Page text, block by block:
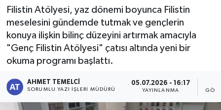
Filistin Atölyesi, yaz dönemi boyunca Filistin
meselesini gündemde tutmak ve gençlerin
konuya ilişkin bilinç düzeyini artırmak amacıyla
"Genç Filistin Atölyesi" çatısı altında yeni bir
okuma programı başlattı.
AHMET TEMELCI
SORUMLU YAZI İŞLERI MÜDÜRÜ
05.07.2026 - 16:17
YAYINLANMA